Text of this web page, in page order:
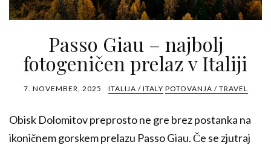
Passo Giau – najbolj
fotogeničen prelaz v Italiji
7. NOVEMBER, 2025 ITALIJA / ITALY POTOVANJA / TRAVEL
Obisk Dolomitov preprosto ne gre brez postanka na
ikoničnem gorskem prelazu Passo Giau. Če se zjutraj